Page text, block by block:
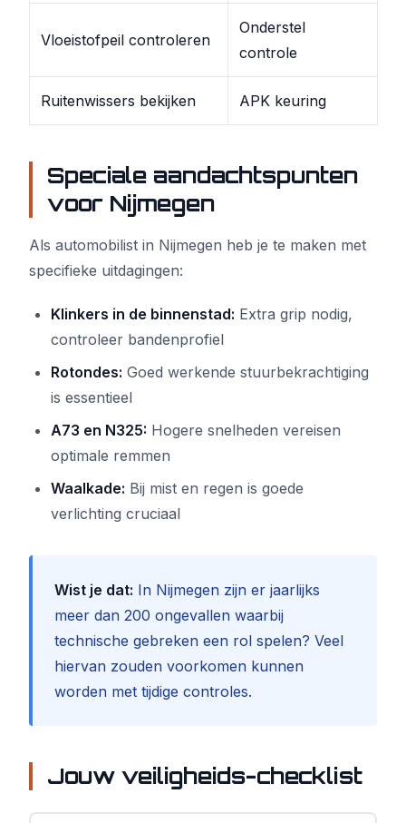
Vloeistofpeil controleren
Onderstel
controle
Ruitenwissers bekijken APK keuring
Speciale aandachtspunten
voor Nijmegen
Als automobilist in Nijmegen heb je te maken met
specifieke uitdagingen:
Klinkers in de binnenstad: Extra grip nodig,
controleer bandenprofiel
Rotondes: Goed werkende stuurbekrachtiging
is essentieel
A73 en N325: Hogere snelheden vereisen
optimale remmen
Waalkade: Bij mist en regen is goede
verlichting cruciaal
Wist je dat: In Nijmegen zijn er jaarlijks
meer dan 200 ongevallen waarbij
technische gebreken een rol spelen? Veel
hiervan zouden voorkomen kunnen
worden met tijdige controles.
Jouw veiligheids-checklist